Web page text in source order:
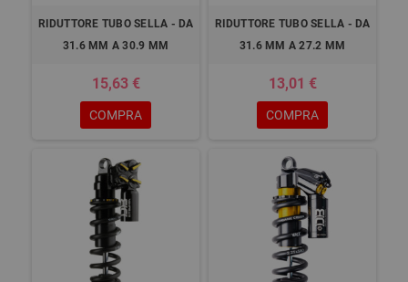
RIDUTTORE TUBO SELLA - DA
31.6 MM A 30.9 MM
15,63 €
COMPRA
RIDUTTORE TUBO SELLA - DA
31.6 MM A 27.2 MM
13,01 €
COMPRA